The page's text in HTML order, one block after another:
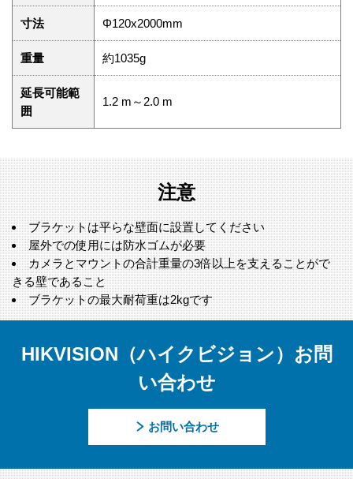
寸法 Φ120x2000mm
重量 約1035g
延長可能範
囲
1.2 m～2.0 m
注意
ブラケットは平らな壁面に設置してください
屋外での使用には防水ゴムが必要
カメラとマウントの合計重量の3倍以上を支えることがで
きる壁であること
ブラケットの最大耐荷重は2kgです
HIKVISION（ハイクビジョン）お問
い合わせ
お問い合わせ